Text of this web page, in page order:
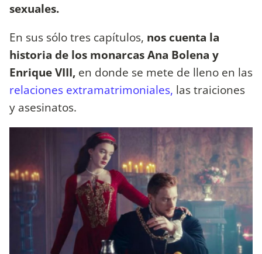
sexuales.
En sus sólo tres capítulos, nos cuenta la
historia de los monarcas Ana Bolena y
Enrique VIII, en donde se mete de lleno en las
relaciones extramatrimoniales, las traiciones
y asesinatos.